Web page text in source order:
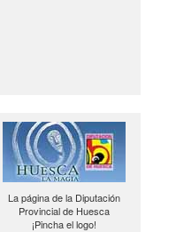
La página de la Diputación
Provincial de Huesca
¡Pincha el logo!